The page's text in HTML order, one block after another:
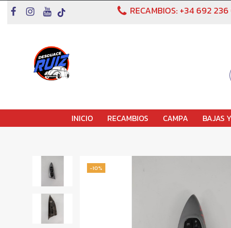
RECAMBIOS: +34 692 236
INICIO RECAMBIOS CAMPA BAJAS
-10%